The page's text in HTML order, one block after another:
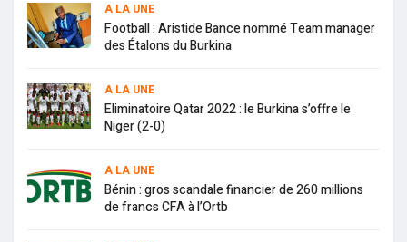
A LA UNE
Football : Aristide Bance nommé Team manager
des Étalons du Burkina
A LA UNE
Eliminatoire Qatar 2022 : le Burkina s’offre le
Niger (2-0)
A LA UNE
Bénin : gros scandale financier de 260 millions
de francs CFA à l’Ortb